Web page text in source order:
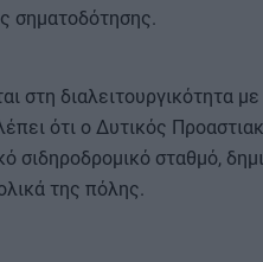
σηματοδότησης.
στη διαλειτουργικότητα
ότι ο Δυτικός
σιδηροδρομικό σταθμό,
της πόλης.